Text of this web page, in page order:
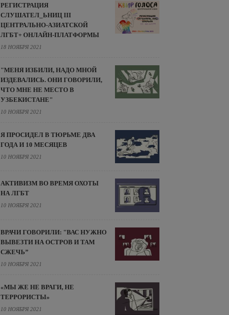
РЕГИСТРАЦИЯ
СЛУШАТЕЛ_ЬНИЦ III
ЦЕНТРАЛЬНО-АЗИАТСКОЙ
ЛГБТ+ ОНЛАЙН-ПЛАТФОРМЫ
18 НОЯБРЯ 2021
"МЕНЯ ИЗБИЛИ, НАДО МНОЙ
ИЗДЕВАЛИСЬ. ОНИ ГОВОРИЛИ,
ЧТО МНЕ НЕ МЕСТО В
УЗБЕКИСТАНЕ"
10 НОЯБРЯ 2021
Я ПРОСИДЕЛ В ТЮРЬМЕ ДВА
ГОДА И 10 МЕСЯЦЕВ
10 НОЯБРЯ 2021
АКТИВИЗМ ВО ВРЕМЯ ОХОТЫ
НА ЛГБТ
10 НОЯБРЯ 2021
ВРАЧИ ГОВОРИЛИ: "ВАС НУЖНО
ВЫВЕЗТИ НА ОСТРОВ И ТАМ
СЖЕЧЬ”
10 НОЯБРЯ 2021
«МЫ ЖЕ НЕ ВРАГИ, НЕ
ТЕРРОРИСТЫ»
10 НОЯБРЯ 2021